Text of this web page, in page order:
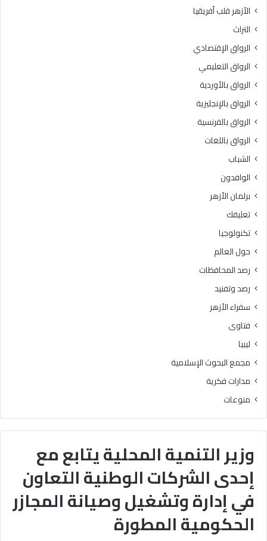
وزير التنمية المحلية يتابع مع
إحدى الشركات الوطنية التعاون
في إدارة وتشغيل وصيانة المجازر
الحكومية المطورة
الأزهر قلب أفريقيا
التراث
الرواق الإقتصادي
الرواق التعليمي
الرواق بالأوردية
الرواق بالإنجليزية
الرواق بالفرنسية
الرواق باللغات
الشباب
الوافدون
برلمان الأزهر
تعليقك
تكنولوجيا
حول العالم
رصد المحافظات
رصد وتفنيد
سفراء الأزهر
فتاوى
ليبيا
مجمع البحوث الإسلامية
مدارات فكرية
منوعات